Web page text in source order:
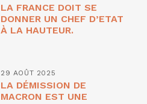
LA FRANCE DOIT SE
DONNER UN CHEF D’ETAT
À LA HAUTEUR.
29 AOÛT 2025
LA DÉMISSION DE
MACRON EST UNE